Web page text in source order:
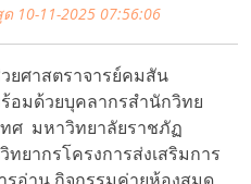
10-11-2025 07:56:06
ยศาสตราจารย์คมสัน
อมด้วยบุคลากรสำนักวิทย
ทศ มหาวิทยาลัยราชภัฏ
ยากรโครงการส่งเสริมการ